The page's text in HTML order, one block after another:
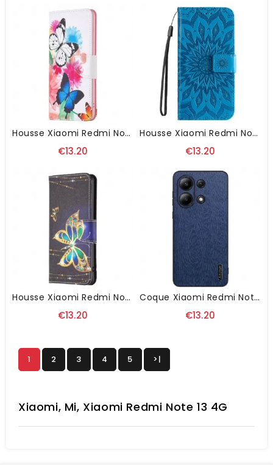
Housse Xiaomi Redmi Note 13 4G Papillons Aquarelle
€13.20
Housse Xiaomi Redmi Note 13 4G Mandala À Lanière
€13.20
Housse Xiaomi Redmi Note 13 4G Papillons Dorés Sur Fond Noir
€13.20
Coque Xiaomi Redmi Note 13 4G Effet Bois
€13.20
1 2 3 4 5 >|
Xiaomi, Mi, Xiaomi Redmi Note 13 4G